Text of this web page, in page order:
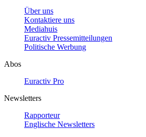
Über uns
Kontaktiere uns
Mediahuis
Euractiv Pressemitteilungen
Politische Werbung
Abos
Euractiv Pro
Newsletters
Rapporteur
Englische Newsletters